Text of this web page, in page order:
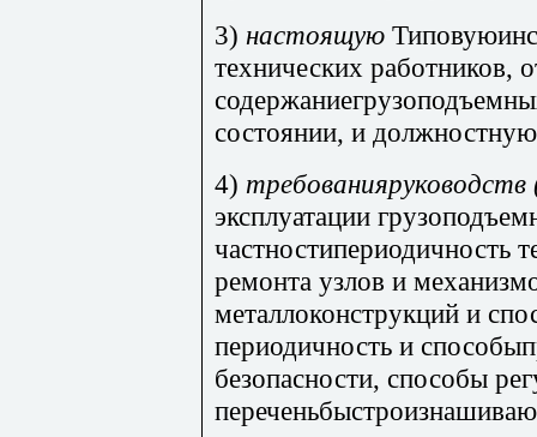
3) настоящую
технических работников,
состоянии, и
4)
эксплуатации
частностипериодичность
ремонта узлов и
металлоконструкций и
периодичность и
безопасности, способы